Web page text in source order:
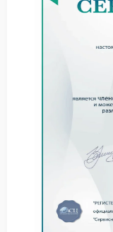
меняет
При
обратиться в
оценят
Команда
подгонки и
восстановят
без риска